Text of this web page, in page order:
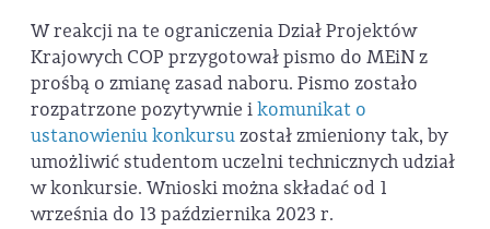
W reakcji na te ograniczenia Dział Projektów
Krajowych COP przygotował pismo do MEiN z
prośbą o zmianę zasad naboru. Pismo zostało
rozpatrzone pozytywnie ikomunikat o
ustanowieniu konkursuzostał zmieniony tak, by
umożliwić studentom uczelni technicznych udział
w konkursie. Wnioski można składać od 1
września do 13 października 2023 r.